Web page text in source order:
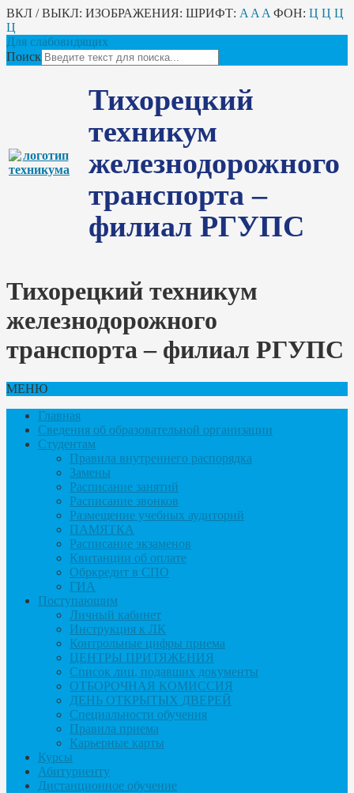
ВКЛ / ВЫКЛ: ИЗОБРАЖЕНИЯ: ШРИФТ: A A A ФОН: Ц Ц Ц
Ц
Для слабовидящих
Поиск
Тихорецкий
техникум
железнодорожного
транспорта –
филиал РГУПС
Тихорецкий техникум
железнодорожного
транспорта – филиал РГУПС
МЕНЮ
Главная
Сведения об образовательной организации
Студентам
Правила внутреннего распорядка
Замены
Расписание занятий
Расписание звонков
Размещение учебных аудиторий
ПАМЯТКА
Расписание экзаменов
Квитанции об оплате
Обркредит в СПО
ГИА
Поступающим
Личный кабинет
Инструкция к ЛК
Контрольные цифры приема
ЦЕНТРЫ ПРИТЯЖЕНИЯ
Список лиц, подавших документы
ОТБОРОЧНАЯ КОМИССИЯ
ДЕНЬ ОТКРЫТЫХ ДВЕРЕЙ
Специальности обучения
Правила приема
Карьерные карты
Курсы
Абитуриенту
Дистанционное обучение